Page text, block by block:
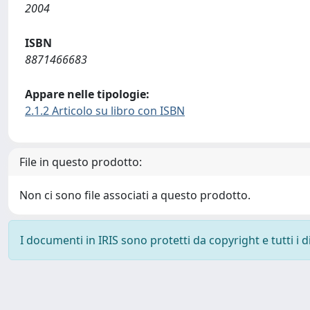
2004
ISBN
8871466683
Appare nelle tipologie:
2.1.2 Articolo su libro con ISBN
File in questo prodotto:
Non ci sono file associati a questo prodotto.
I documenti in IRIS sono protetti da copyright e tutti i